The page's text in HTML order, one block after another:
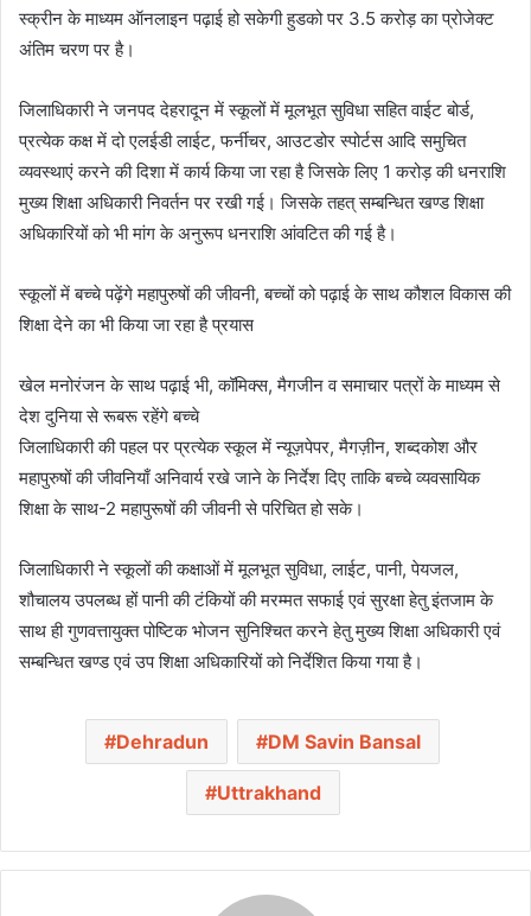
स्क्रीन के माध्यम ऑनलाइन पढ़ाई हो सकेगी हुडको पर 3.5 करोड़ का प्रोजेक्ट
अंतिम चरण पर है।
जिलाधिकारी ने जनपद देहरादून में स्कूलों में मूलभूत सुविधा सहित वाईट बोर्ड,
प्रत्येक कक्ष में दो एलईडी लाईट, फर्नीचर, आउटडोर स्पोर्टस आदि समुचित
व्यवस्थाएं करने की दिशा में कार्य किया जा रहा है जिसके लिए 1 करोड़ की धनराशि
मुख्य शिक्षा अधिकारी निवर्तन पर रखी गई। जिसके तहत् सम्बन्धित खण्ड शिक्षा
अधिकारियों को भी मांग के अनुरूप धनराशि आंवटित की गई है।
स्कूलों में बच्चे पढ़ेंगे महापुरुषों की जीवनी, बच्चों को पढ़ाई के साथ कौशल विकास की
शिक्षा देने का भी किया जा रहा है प्रयास
खेल मनोरंजन के साथ पढ़ाई भी, कॉमिक्स, मैगजीन व समाचार पत्रों के माध्यम से
देश दुनिया से रूबरू रहेंगे बच्चे
जिलाधिकारी की पहल पर प्रत्येक स्कूल में न्यूज़पेपर, मैगज़ीन, शब्दकोश और
महापुरुषों की जीवनियाँ अनिवार्य रखे जाने के निर्देश दिए ताकि बच्चे व्यवसायिक
शिक्षा के साथ-2 महापुरूषों की जीवनी से परिचित हो सके।
जिलाधिकारी ने स्कूलों की कक्षाओं में मूलभूत सुविधा, लाईट, पानी, पेयजल,
शौचालय उपलब्ध हों पानी की टंकियों की मरम्मत सफाई एवं सुरक्षा हेतु इंतजाम के
साथ ही गुणवत्तायुक्त पोष्टिक भोजन सुनिश्चित करने हेतु मुख्य शिक्षा अधिकारी एवं
सम्बन्धित खण्ड एवं उप शिक्षा अधिकारियों को निर्देशित किया गया है।
Dehradun DM Savin Bansal
Uttrakhand